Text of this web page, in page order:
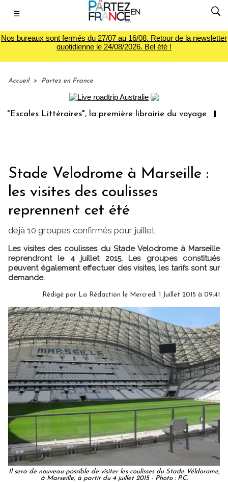
☰
Nos bureaux sont fermés du 27/07 au 16/08. Retour de la newsletter
quotidienne le 24/08/2026. Bel été !
Accueil > Partez en France
Littéraires", la première librairie du voyage Le
Stade Velodrome à Marseille :
les visites des coulisses
reprennent cet été
déjà 10 groupes confirmés pour juillet
Les visites des coulisses du Stade Velodrome à Marseille
reprendront le 4 juillet 2015. Les groupes constitués
peuvent également effectuer des visites, les tarifs sont sur
demande.
Rédigé par La Rédaction le Mercredi 1 Juillet 2015 à 09:41
Il sera de nouveau possible de visiter les coulisses du Stade Véldorome,
à Marseille, à partir du 4 juillet 2015 - Photo : P.C.